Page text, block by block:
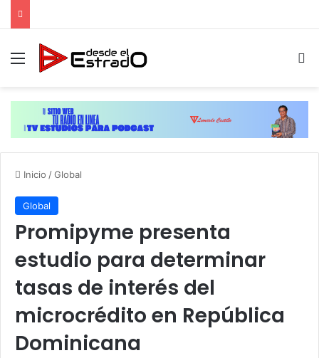
Menú
Inicio /Global
Global
Promipyme presenta
estudio para determinar
tasas de interés del
microcrédito en República
Dominicana